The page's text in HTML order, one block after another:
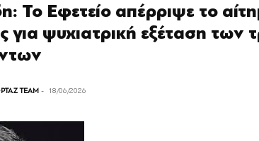
Το Εφετείο απέρριψε το
για ψυχιατρική εξέταση των
TEAM - 18/06/2026